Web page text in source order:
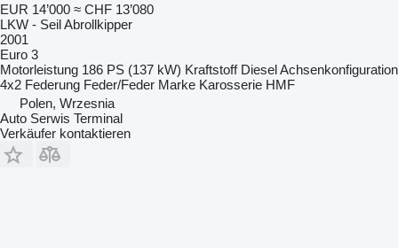
EUR 14’000 ≈ CHF 13’080
LKW - Seil Abrollkipper
2001
Euro 3
Motorleistung 186 PS (137 kW) Kraftstoff DieselAchsenkonfiguration
4x2 Federung Feder/Feder Marke Karosserie HMF
Polen, Wrzesnia
Auto Serwis Terminal
Verkäufer kontaktieren